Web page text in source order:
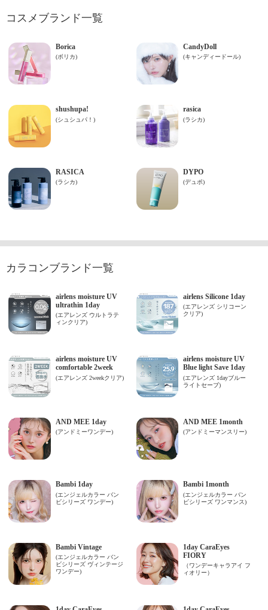
コスメブランド一覧
カラコンブランド一覧